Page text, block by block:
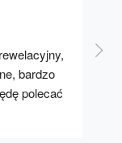
bardzo
polecać
A